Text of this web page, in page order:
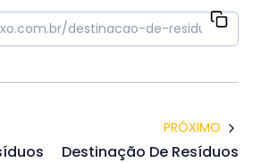
PRÓXIMO
Destinação De Resíduos